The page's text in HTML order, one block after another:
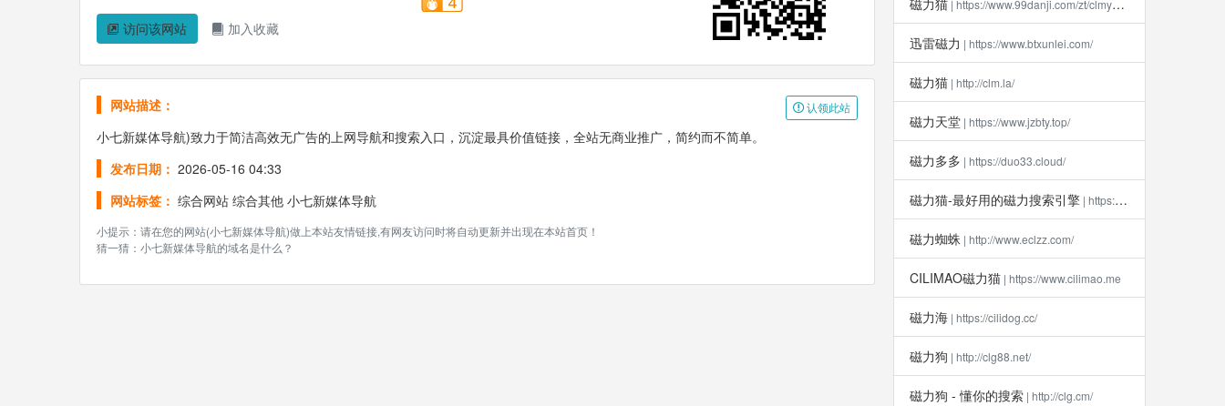
访问该网站 加入收藏
认领此站
网站描述：
小七新媒体导航)致力于简洁高效无广告的上网导航和搜索入口，沉淀最具价值链接，全站无商业推广，简约而不简单。
发布日期： 2026-05-16 04:33
网站标签： 综合网站 综合其他 小七新媒体导航
小提示：请在您的网站(小七新媒体导航)做上本站友情链接,有网友访问时将自动更新并出现在本站首页！
猜一猜：小七新媒体导航的域名是什么？
| https://www.99danji.com/zt/clmykxz/
迅雷磁力 | https://www.btxunlei.com/
磁力猫 | http://clm.la​/
磁力天堂 | https://www.jzbty.top/
磁力多多 | https://duo33.cloud/
磁力猫-最好用的磁力搜索引擎 | https://clm112.xyz
磁力蜘蛛 | http://www.eclzz.com/
CILIMAO磁力猫 | https://www.cilimao.me
磁力海 | https://cilidog.cc/
磁力狗 | http://clg88.net/
磁力狗 - 懂你的搜索 | http://clg.cm/